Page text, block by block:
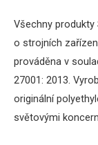
Všechny produkty
o strojních
prováděna v
27001: 2013.
originální
světovými